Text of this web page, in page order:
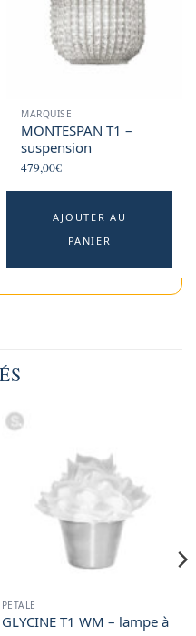
MARQUISE
MONTESPAN T1 –
suspension
479,00€
AJOUTER AU
PANIER
PETALE
GLYCINE T1 WM – lampe à